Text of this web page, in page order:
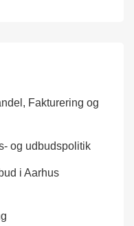
Fakturering og
og udbudspolitik
i Aarhus